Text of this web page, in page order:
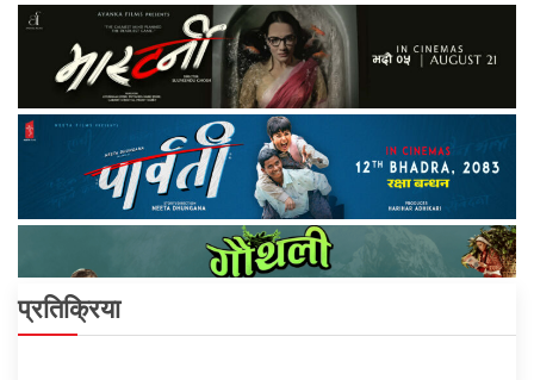
प्रतिक्रिया